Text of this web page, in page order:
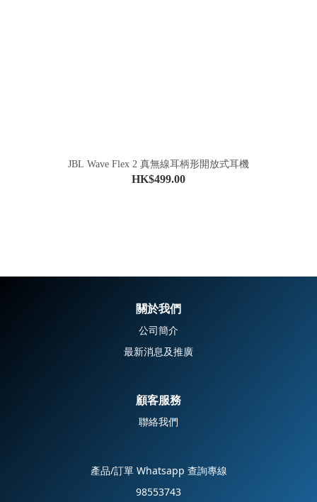
JBL Wave Flex 2 真無線耳柄形開放式耳機
HK$499.00
關於我們
公司簡介
最新消息及推廣
顧客服務
聯絡我們
產品/訂單 Whatsapp 查詢專線
98553743